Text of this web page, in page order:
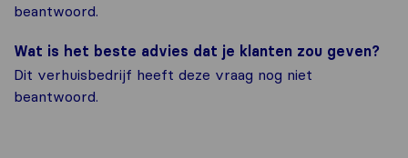
beantwoord.
Wat is het beste advies dat je klanten zou geven?
Dit verhuisbedrijf heeft deze vraag nog niet
beantwoord.